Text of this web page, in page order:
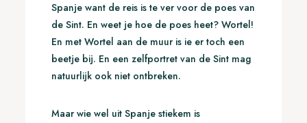
Spanje want de reis is te ver voor de poes van
de Sint. En weet je hoe de poes heet? Wortel!
En met Wortel aan de muur is ie er toch een
beetje bij. En een zelfportret van de Sint mag
natuurlijk ook niet ontbreken.
Maar wie wel uit Spanje stiekem is